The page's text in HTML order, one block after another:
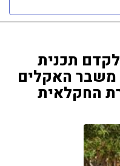
תכנית
משבר האקלים
החקלאית